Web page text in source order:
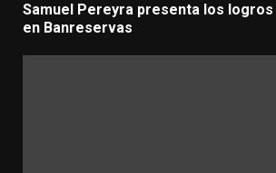
Samuel Pereyra presenta los
en Banreservas